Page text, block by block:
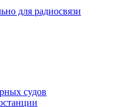
для радиосвязи
судов